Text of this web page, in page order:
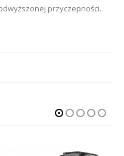
przyczepności.